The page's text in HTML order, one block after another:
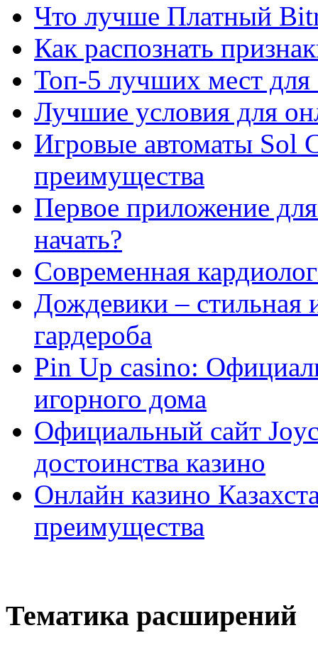
Что лучше Платный
Как распознать
Топ-5 лучших мест для
Лучшие условия для
Игровые автоматы Sol
преимущества
Первое приложение
начать?
Современная
Дождевики – стильная
гардероба
Pin Up casino:
игорного дома
Официальный сайт
достоинства казино
Онлайн казино
преимущества
Тематика расширений